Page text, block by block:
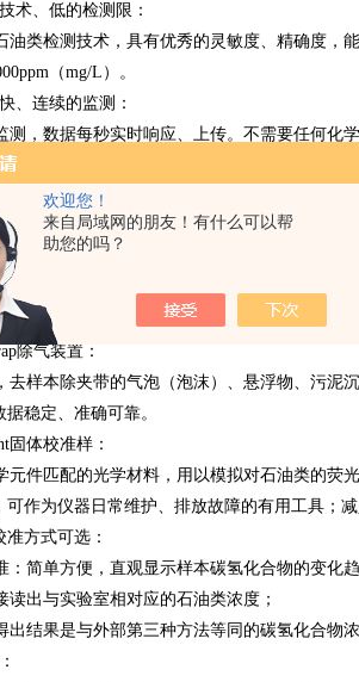
欢迎您！
来自局域网的朋友！有什么可以帮
助您的吗？
术、低的检测限：
类检测技术，具有优秀的灵敏度、精确度，
（mg/L）。
、连续的监测：
，数据每秒实时响应、上传。不需要任何化
量池：（不污染、不结垢、不凝露）
式腔室中被探测，不会接触、弄脏或污染光学
湿环境或热水应用时保持光学窗口的无雾清晰
触式流量池更为用户提供了轻松清洁光学窗口
滤光片的便利。
除气装置：
样本除夹带的气泡（泡沫）、悬浮物、污泥
稳定、准确可靠。
固体校准样：
件匹配的光学材料，用以模拟对石油类的荧
可作为仪器日常维护、排放故障的有用工具；
准方式可选：
简单方便，直观显示样本碳氢化合物的变化趋
出与实验室相对应的石油类浓度；
结果是与外部第三种方法等同的碳氢化合物浓